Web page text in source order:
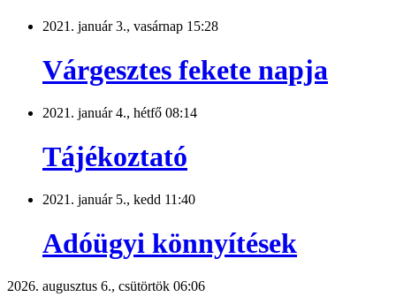
2021. január 3., vasárnap 15:28
Várgesztes fekete napja
2021. január 4., hétfő 08:14
Tájékoztató
2021. január 5., kedd 11:40
Adóügyi könnyítések
2026. augusztus 6., csütörtök 06:06